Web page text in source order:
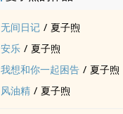
无间日记 / 夏子煦
安乐 / 夏子煦
我想和你一起困告 / 夏子煦
风油精 / 夏子煦